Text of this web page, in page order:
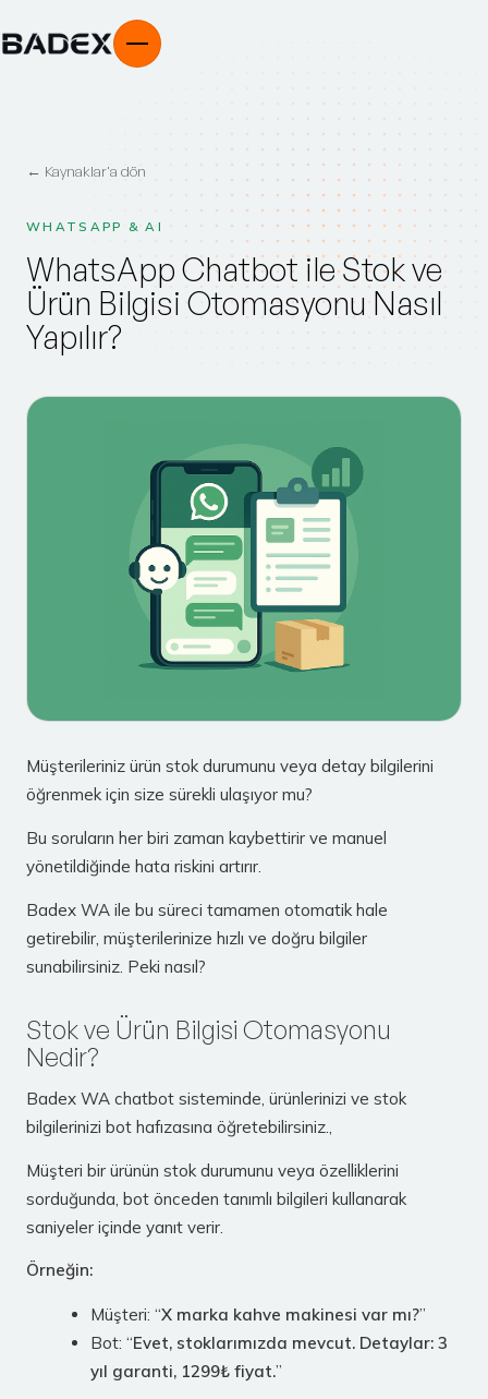
← Kaynaklar'a dön
WHATSAPP & AI
WhatsApp Chatbot ile Stok ve
Ürün Bilgisi Otomasyonu Nasıl
Yapılır?
Müşterileriniz ürün stok durumunu veya detay bilgilerini
öğrenmek için size sürekli ulaşıyor mu?
Bu soruların her biri zaman kaybettirir ve manuel
yönetildiğinde hata riskini artırır.
Badex WA ile bu süreci tamamen otomatik hale
getirebilir, müşterilerinize hızlı ve doğru bilgiler
sunabilirsiniz. Peki nasıl?
Stok ve Ürün Bilgisi Otomasyonu
Nedir?
Badex WA chatbot sisteminde, ürünlerinizi ve stok
bilgilerinizi bot hafızasına öğretebilirsiniz.,
Müşteri bir ürünün stok durumunu veya özelliklerini
sorduğunda, bot önceden tanımlı bilgileri kullanarak
saniyeler içinde yanıt verir.
Örneğin:
Müşteri: “X marka kahve makinesi var mı?”
Bot: “Evet, stoklarımızda mevcut. Detaylar: 3
yıl garanti, 1299₺ fiyat.”